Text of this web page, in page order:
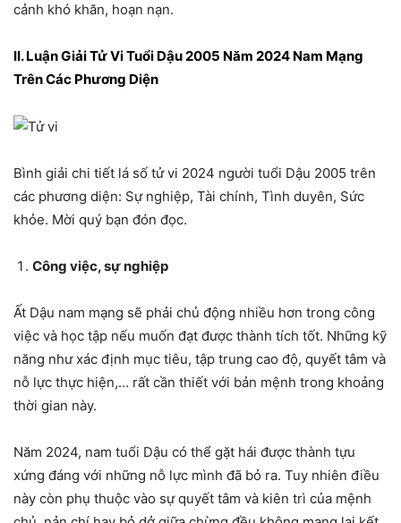
cảnh khó khăn, hoạn nạn.
II. Luận Giải Tử Vi Tuổi Dậu 2005 Năm 2024 Nam Mạng
Trên Các Phương Diện
Bình giải chi tiết lá số tử vi 2024 người tuổi Dậu 2005 trên
các phương diện: Sự nghiệp, Tài chính, Tình duyên, Sức
khỏe. Mời quý bạn đón đọc.
Công việc, sự nghiệp
Ất Dậu nam mạng sẽ phải chủ động nhiều hơn trong công
việc và học tập nếu muốn đạt được thành tích tốt. Những kỹ
năng như xác định mục tiêu, tập trung cao độ, quyết tâm và
nỗ lực thực hiện,… rất cần thiết với bản mệnh trong khoảng
thời gian này.
Năm 2024, nam tuổi Dậu có thể gặt hái được thành tựu
xứng đáng với những nỗ lực mình đã bỏ ra. Tuy nhiên điều
này còn phụ thuộc vào sự quyết tâm và kiên trì của mệnh